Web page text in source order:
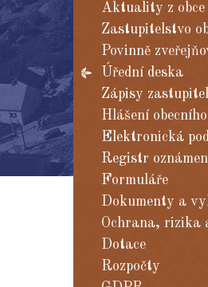
Aktuality z obce
Zastupitelstvo
Povinně
Úřední deska
Zápisy
Hlášení
Elektronická
Registr
Formuláře
Dokumenty a
Ochrana, rizika
Dotace
Rozpočty